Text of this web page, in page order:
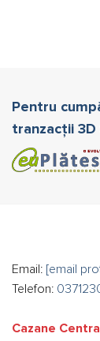
Pentru
tranzacții 3D
Email: [email
Telefon:
Cazane